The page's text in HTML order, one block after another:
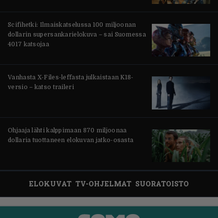
Scifihetki: Ilmaiskatselussa 100 miljoonan
dollarin supersankarielokuva – sai Suomessa
4017 katsojaa
Vanhasta X-Files-leffasta julkaistaan K18-
versio – katso traileri
Ohjaaja lähti kalppimaan 870 miljoonaa
dollaria tuottaneen elokuvan jatko-osasta
ELOKUVAT TV-OHJELMAT SUORATOISTO